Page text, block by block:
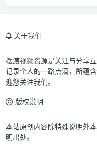
关于我们
摆渡视频资源是关注与分享
记录个人的一路点滴，所蕴
迎您关注我们。
版权说明
本站原创内容除特殊说明外
明出处。